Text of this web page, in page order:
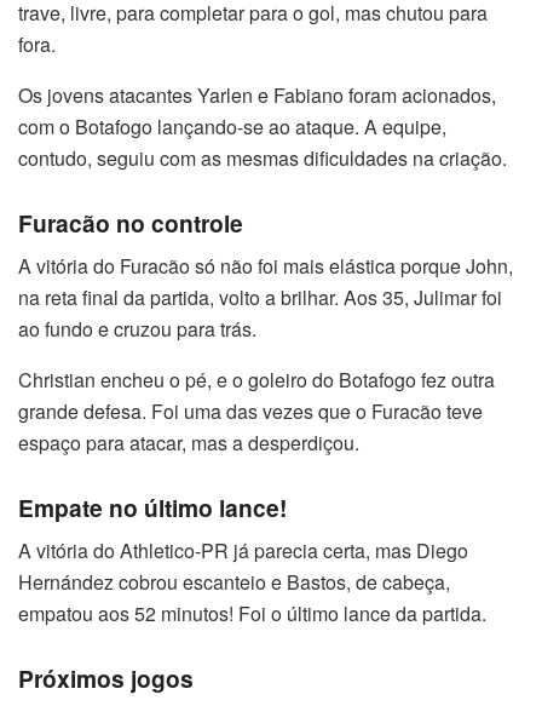
trave, livre, para completar para o gol, mas chutou para
fora.
Os jovens atacantes Yarlen e Fabiano foram acionados,
com o Botafogo lançando-se ao ataque. A equipe,
contudo, seguiu com as mesmas dificuldades na criação.
Furacão no controle
A vitória do Furacão só não foi mais elástica porque John,
na reta final da partida, volto a brilhar. Aos 35, Julimar foi
ao fundo e cruzou para trás.
Christian encheu o pé, e o goleiro do Botafogo fez outra
grande defesa. Foi uma das vezes que o Furacão teve
espaço para atacar, mas a desperdiçou.
Empate no último lance!
A vitória do Athletico-PR já parecia certa, mas Diego
Hernández cobrou escanteio e Bastos, de cabeça,
empatou aos 52 minutos! Foi o último lance da partida.
Próximos jogos